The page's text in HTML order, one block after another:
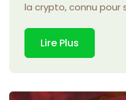
la crypto, connu pour
Lire Plus